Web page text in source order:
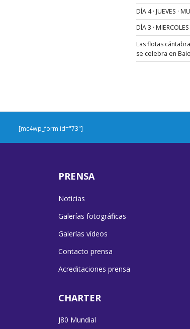
DÍA 4 · JUEVES ·
DÍA 3 ·
Las flotas
se celebra en
[mc4wp_form id="73"]
PRENSA
Noticias
Galerías fotográficas
Galerías vídeos
Contacto prensa
Acreditaciones prensa
CHARTER
J80 Mundial